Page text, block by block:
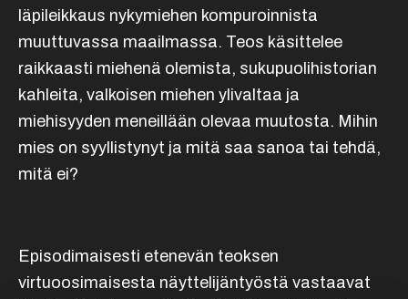
läpileikkaus nykymiehen kompuroinnista
muuttuvassa maailmassa. Teos käsittelee
raikkaasti miehenä olemista, sukupuolihistorian
kahleita, valkoisen miehen ylivaltaa ja
miehisyyden meneillään olevaa muutosta. Mihin
mies on syyllistynyt ja mitä saa sanoa tai tehdä,
mitä ei?
Episodimaisesti etenevän teoksen
virtuoosimaisesta näyttelijäntyöstä vastaavat